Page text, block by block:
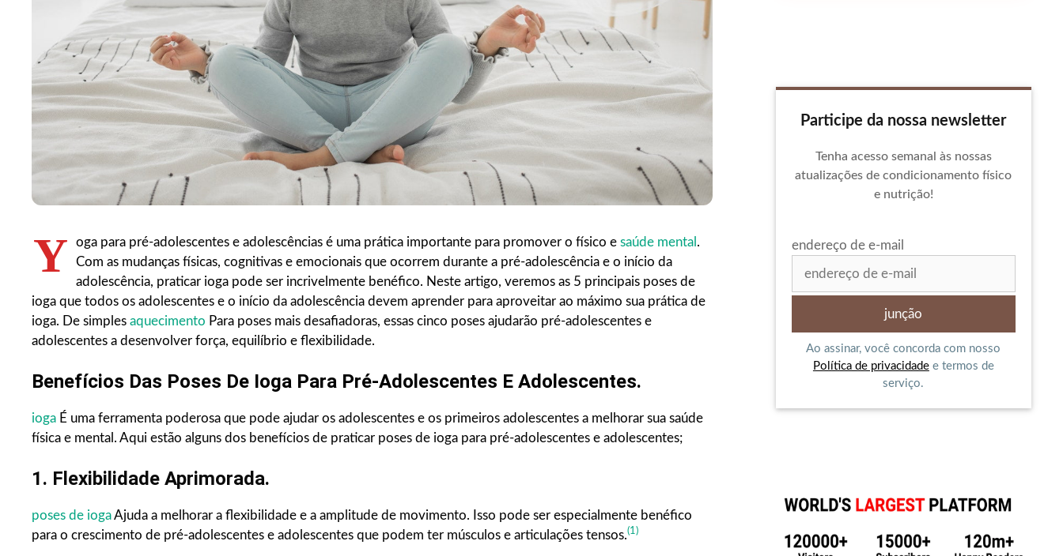
Y oga para pré-adolescentes e adolescências é uma prática importante para promover o físico e saúde mental .
Com as mudanças físicas, cognitivas e emocionais que ocorrem durante a pré-adolescência e o início da
adolescência, praticar ioga pode ser incrivelmente benéfico. Neste artigo, veremos as 5 principais poses de
ioga que todos os adolescentes e o início da adolescência devem aprender para aproveitar ao máximo sua prática de
ioga. De simples aquecimento Para poses mais desafiadoras, essas cinco poses ajudarão pré-adolescentes e
adolescentes a desenvolver força, equilíbrio e flexibilidade.
Benefícios Das Poses De Ioga Para Pré-Adolescentes E Adolescentes.
ioga É uma ferramenta poderosa que pode ajudar os adolescentes e os primeiros adolescentes a melhorar sua saúde
física e mental. Aqui estão alguns dos benefícios de praticar poses de ioga para pré-adolescentes e adolescentes;
1. Flexibilidade Aprimorada.
poses de iogaAjuda a melhorar a flexibilidade e a amplitude de movimento. Isso pode ser especialmente benéfico
para o crescimento de pré-adolescentes e adolescentes que podem ter músculos e articulações tensos.(1)
Participe da nossa newsletter
Tenha acesso semanal às nossas
atualizações de condicionamento físico
e nutrição!
endereço de e-mail
Ao assinar, você concorda com nosso
Política de privacidadee termos de
serviço.